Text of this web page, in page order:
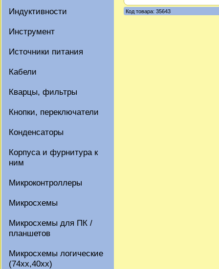
Индуктивности
Инструмент
Источники питания
Кабели
Кварцы, фильтры
Кнопки, переключатели
Конденсаторы
Корпуса и фурнитура к
ним
Микроконтроллеры
Микросхемы
Микросхемы для ПК /
планшетов
Микросхемы логические
(74xx,40xx)
Код товара: 35643